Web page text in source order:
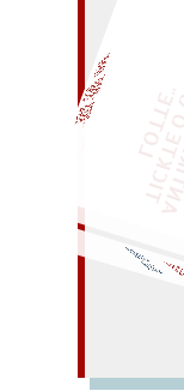
Pilze! –
EINMAL!